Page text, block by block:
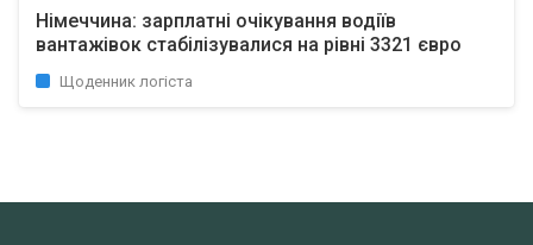
Німеччина: зарплатні очікування водіїв
вантажівок стабілізувалися на рівні 3321 євро
Щоденник логіста